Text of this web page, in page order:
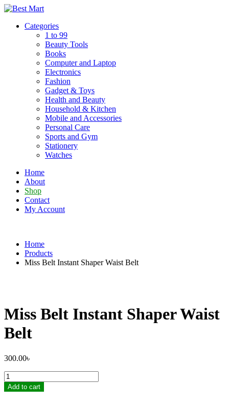
Skip
contentCategories
1 to 99
Beauty Tools
Books
Computer and Laptop
Electronics
Fashion
Gadget & Toys
Health and Beauty
Household & Kitchen
Mobile and Accessories
Personal Care
Sports and Gym
Stationery
Watches
Home
About
Shop
Contact
My Account
Home
Products
Miss Belt Instant Shaper Waist Belt
Miss Belt Instant Shaper Waist
Belt
300.00৳
Miss
Belt
Instant
Add to cart